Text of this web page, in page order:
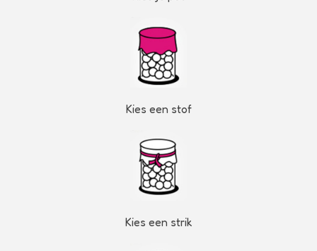
Kies een stof
Kies een strik